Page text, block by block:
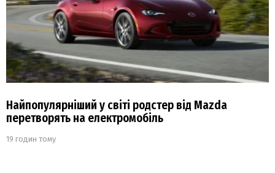
Найпопулярніший у світі родстер від Mazda
перетворять на електромобіль
19 годин тому